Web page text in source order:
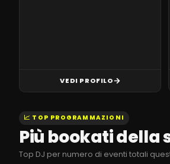
VEDI PROFILO
📈 TOP PROGRAMMAZIONI
Più bookati della
Top DJ per numero di eventi totali